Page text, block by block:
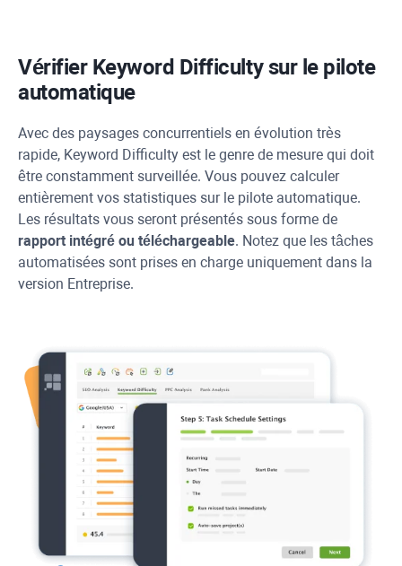
Vérifier Keyword Difficultysur le pilote
automatique
Avec des paysages concurrentiels en évolution très
rapide, Keyword Difficulty est le genre de mesure qui doit
être constamment surveillée. Vous pouvez calculer
entièrement vos statistiques sur le pilote automatique.
Les résultats vous seront présentés sous forme de
rapport intégré ou téléchargeable. Notez que les tâches
automatisées sont prises en charge uniquement dans la
version Entreprise.